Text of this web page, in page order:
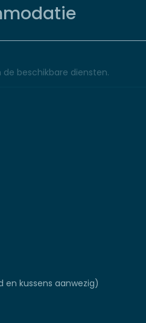
beschikbare diensten.
en kussens aanwezig)